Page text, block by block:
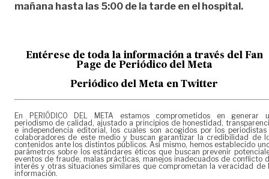
mañana hasta las 5:00 de la tarde en el hospital.
Entérese de toda la información a través del Fan
Page de Periódico del Meta
Periódico del Meta en Twitter
En PERIÓDICO DEL META estamos comprometidos en generar
periodismo de calidad, ajustado a principios de honestidad,
e independencia editorial, los cuales son acogidos por los periodistas
colaboradores de este medio y buscan garantizar la credibilidad de
contenidos ante los distintos públicos. Así mismo, hemos establecido
parámetros sobre los estándares éticos que buscan prevenir
eventos de fraude, malas prácticas, manejos inadecuados de conflicto
interés y otras situaciones similares que comprometan la veracidad de
información.